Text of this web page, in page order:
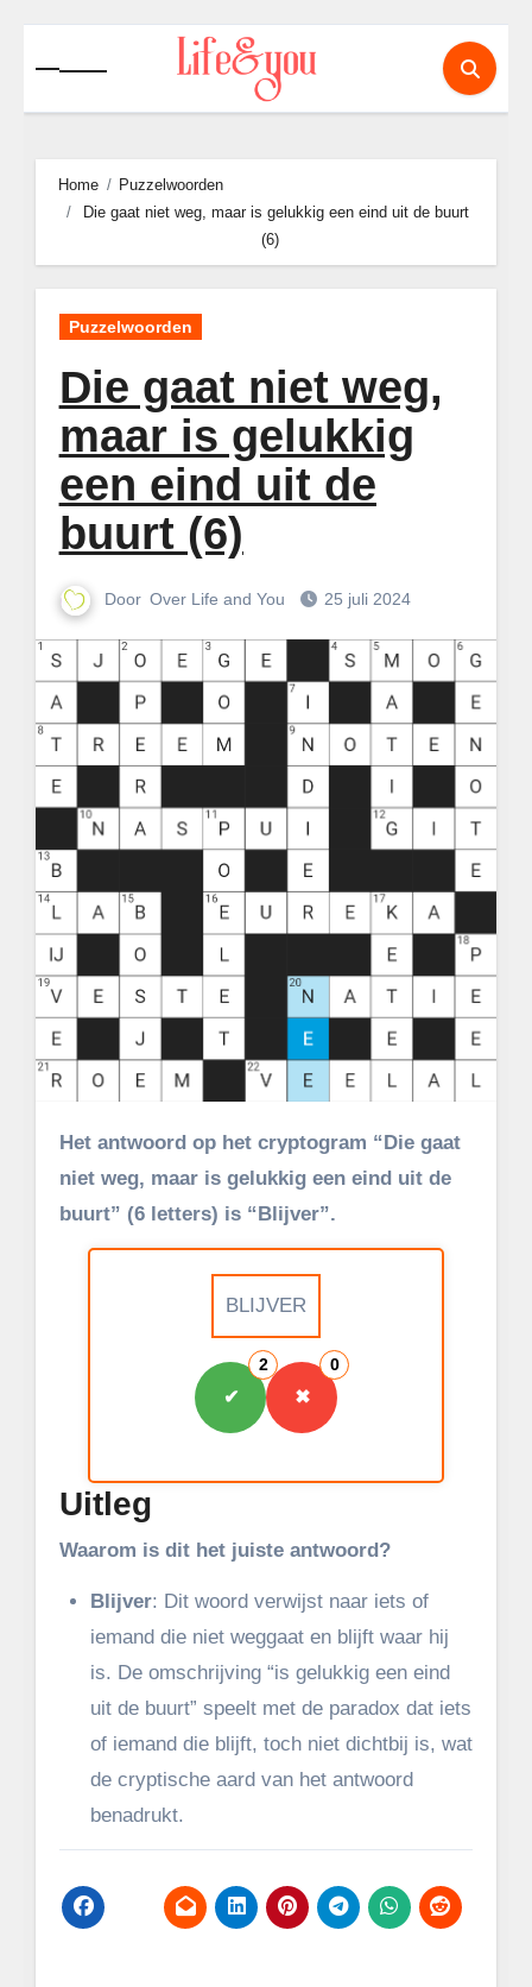
naar
de
Home
Puzzelwoorden
Die gaat niet weg, maar is gelukkig een eind uit de buurt
(6)
Puzzelwoorden
Die gaat niet weg,
maar is gelukkig
een eind uit de
buurt (6)
Door Over Life and You 25 juli 2024
Het antwoord op het cryptogram “Die gaat
niet weg, maar is gelukkig een eind uit de
buurt” (6 letters) is “Blijver”.
BLIJVER
2
✔
0
✖
Uitleg
Waarom is dit het juiste antwoord?
Blijver: Dit woord verwijst naar iets of
iemand die niet weggaat en blijft waar hij
is. De omschrijving “is gelukkig een eind
uit de buurt” speelt met de paradox dat iets
of iemand die blijft, toch niet dichtbij is, wat
de cryptische aard van het antwoord
benadrukt.